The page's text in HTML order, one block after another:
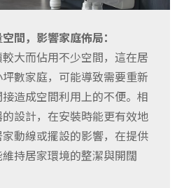
間，影響家庭佈局：
大而佔用不少空間，這在居
數家庭，可能導致需要重新
造成空間利用上的不便。相
設計，在安裝時能更有效地
動線或擺設的影響，在提供
持居家環境的整潔與開闊